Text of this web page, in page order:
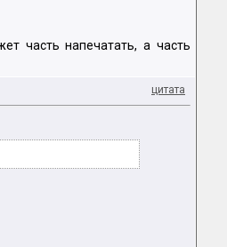
часть напечатать, а часть
цитата